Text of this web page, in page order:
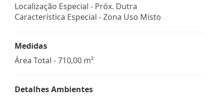
Localização Especial - Próx. Dutra
Característica Especial - Zona Uso Misto
Medidas
Área Total - 710,00 m²
Detalhes Ambientes